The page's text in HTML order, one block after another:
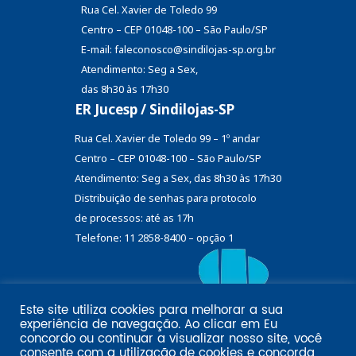
Rua Cel. Xavier de Toledo 99
Centro – CEP 01048-100 – São Paulo/SP
E-mail: faleconosco@sindilojas-sp.org.br
Atendimento: Seg a Sex,
das 8h30 às 17h30
ER Jucesp / Sindilojas-SP
Rua Cel. Xavier de Toledo 99 – 1º andar
Centro – CEP 01048-100 – São Paulo/SP
Atendimento: Seg a Sex, das 8h30 às 17h30
Distribuição de senhas para protocolo
de processos: até as 17h
Telefone: 11 2858-8400 – opção 1
Email marketing por:
Pol�tica de privacidade SINDILOJAS-SPAcesse aqui
Este site utiliza cookies para melhorar a sua
experiência de navegação. Ao clicar em Eu
concordo ou continuar a visualizar nosso site, você